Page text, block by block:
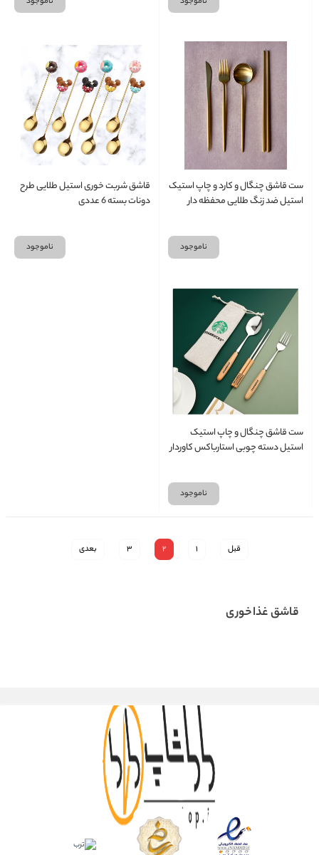
ست قاشق چنگال و کارد و چاپ استیک
استیل ضد زنگ طلایی محفظه دار
ناموجود
قاشق شربت خوری استیل طلایی طرح
دونات بسته 6 عددی
ناموجود
ست قاشق چنگال و چاپ استیک
استیل دسته چوبی استارباکس کاوردار
ناموجود
قبل 1
2
3 بعدی
قاشق غذاخوری